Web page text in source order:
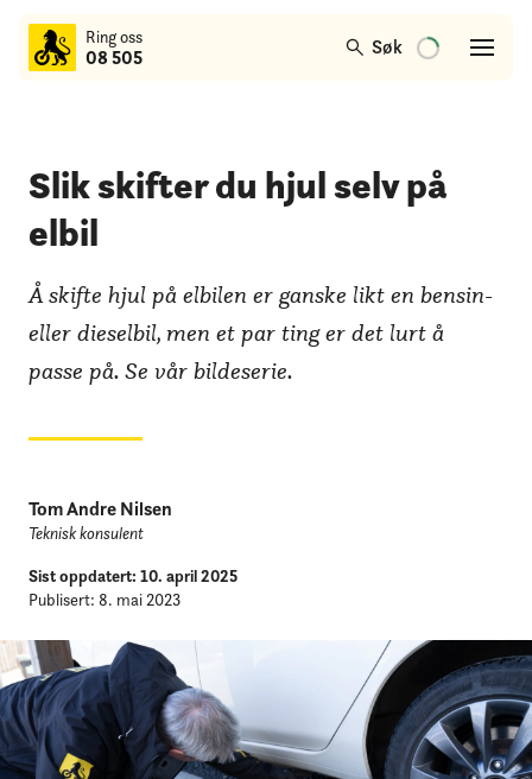
Ring oss
08 505 Søk
hovedinnhold
Slik skifter du hjul selv på
elbil
Å skifte hjul på elbilen er ganske likt en bensin-
eller dieselbil, men et par ting er det lurt å
passe på. Se vår bildeserie.
Tom Andre Nilsen
Teknisk konsulent
Sist oppdatert: 10. april 2025
Publisert: 8. mai 2023